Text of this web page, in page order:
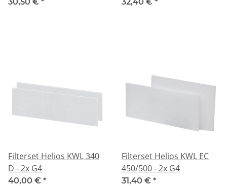
Filterset Helios KWL 340
D - 2x G4
40,00 € *
Filterset Helios KWL EC
450/500 - 2x G4
31,40 € *